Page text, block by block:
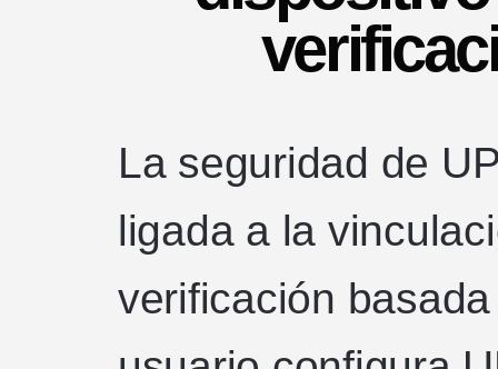
La seguridad de
ligada a la
verificación